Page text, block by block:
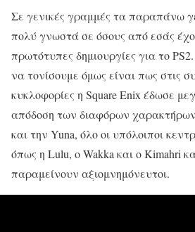
Σε γενικές γραμμές τα παραπάνω
πολύ γνωστά σε όσους από εσάς
πρωτότυπες δημιουργίες για το
να τονίσουμε όμως είναι πως στις
κυκλοφορίες η Square Enix έδωσε
απόδοση των διαφόρων
και την Yuna, όλο οι υπόλοιποι
όπως η Lulu, o Wakka και ο Kimahri
παραμείνουν αξιομνημόνευτοι.